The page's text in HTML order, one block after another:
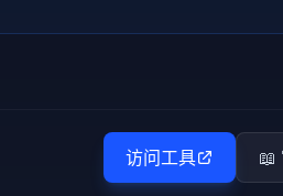
访问工具 📖